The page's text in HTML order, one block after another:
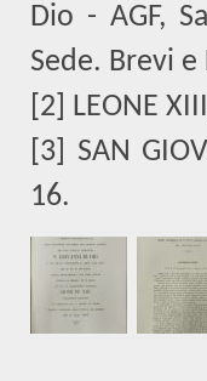
Dio - AGF,
Sede. Brevi
[2]
LEONE
[3]
SAN
16.